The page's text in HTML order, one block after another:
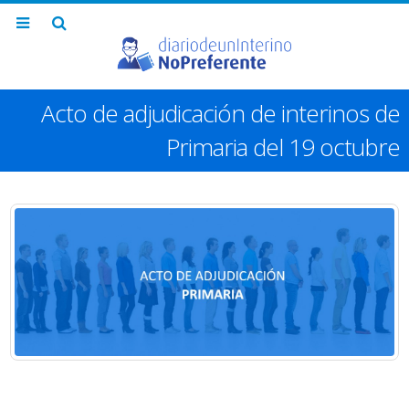
Acto de adjudicación de interinos de
Primaria del 19 octubre